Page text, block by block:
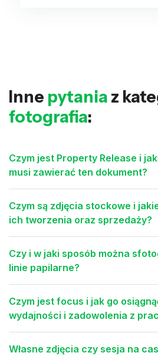
Inne pytania z
fotografia:
Czym jest Property Release i
musi zawierać ten dokument?
Czym są zdjęcia stockowe i
ich tworzenia oraz sprzedaży?
Czy i w jaki sposób można
linie papilarne?
Czym jest focus i jak go
wydajności i zadowolenia z
Własne zdjęcia czy sesja na